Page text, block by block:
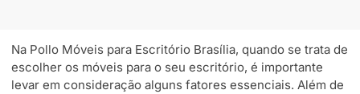
Na Pollo Móveis para Escritório Brasília, quando se trata de
escolher os móveis para o seu escritório, é importante
levar em consideração alguns fatores essenciais. Além de